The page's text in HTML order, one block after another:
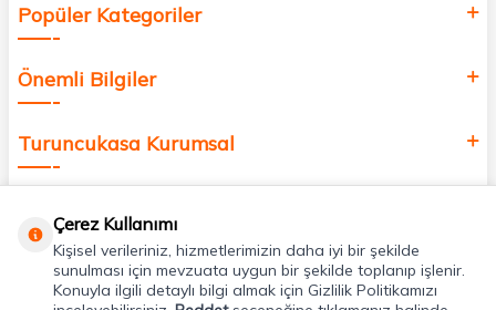
Popüler Kategoriler
Önemli Bilgiler
Turuncukasa Kurumsal
Uygulamalarımız
Çerez Kullanımı
Kişisel verileriniz, hizmetlerimizin daha iyi bir şekilde
sunulması için mevzuata uygun bir şekilde toplanıp işlenir.
Konuyla ilgili detaylı bilgi almak için Gizlilik Politikamızı